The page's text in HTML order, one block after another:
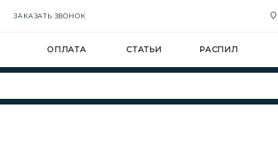
ЗАКАЗАТЬ ЗВОНОК
ОПЛАТА СТАТЬИ РАСПИЛ